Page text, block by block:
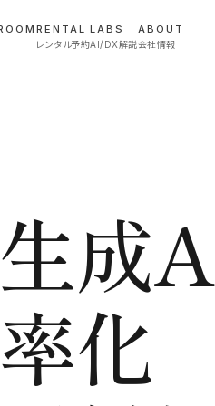
RENTAL
レンタル予約
LABS
AI/DX解説
ABOUT
会社情報
成
化